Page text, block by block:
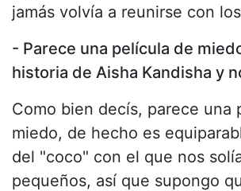
jamás volvía a reunirse con
- Parece una película de
historia de Aisha Kandisha y
Como bien decís, parece una
miedo, de hecho es
del "coco" con el que nos
pequeños, así que supongo